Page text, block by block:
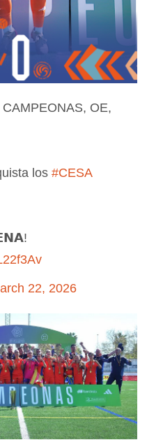
CAMPEONAS, OE,
los #CESA
22, 2026